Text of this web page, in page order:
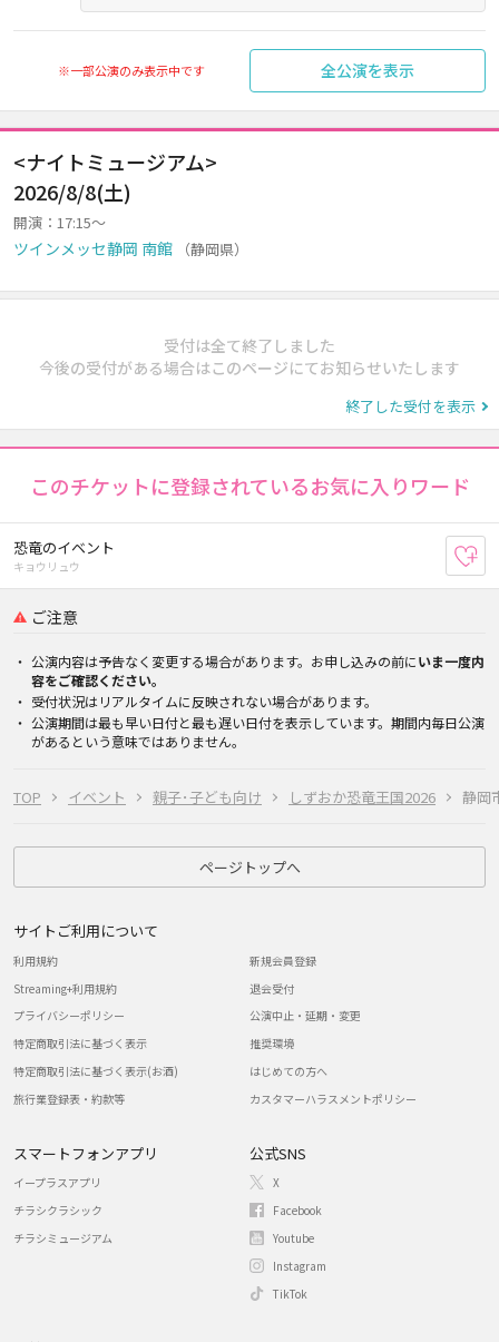
TOP イベント 親子･子ども向け しずおか恐竜王国2026 静岡
※一部公演のみ表示中です 全公演を表示
<ナイトミュージアム>
2026/8/8(土)
開演：17:15～
ツインメッセ静岡 南館 （静岡県）
受付は全て終了しました
今後の受付がある場合はこのページにてお知らせいたします
終了した受付を表示
このチケットに登録されているお気に入りワード
恐竜のイベント
キョウリュウ
ご注意
公演内容は予告なく変更する場合があります。お申し込みの前にいま一度内
容をご確認ください。
受付状況はリアルタイムに反映されない場合があります。
公演期間は最も早い日付と最も遅い日付を表示しています。期間内毎日公演
があるという意味ではありません。
ページトップへ
サイトご利用について
利用規約
Streaming+利用規約
プライバシーポリシー
特定商取引法に基づく表示
特定商取引法に基づく表示(お酒)
旅行業登録表・約款等
新規会員登録
退会受付
公演中止・延期・変更
推奨環境
はじめての方へ
カスタマーハラスメントポリシー
スマートフォンアプリ
イープラスアプリ
チラシクラシック
チラシミュージアム
公式SNS
X
Facebook
Youtube
Instagram
TikTok